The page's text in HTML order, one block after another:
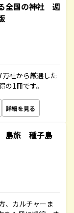
全国の神社 週
万社から厳選した
1冊です。
詳細を見る
島旅 種子島
、カルチャーま